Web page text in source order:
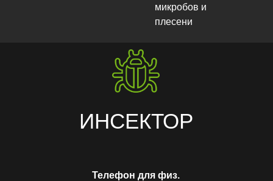
ИНСЕКТОР
Телефон для физ.
микробов и
плесени